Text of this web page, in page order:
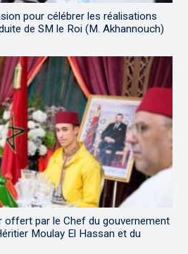
pour célébrer les réalisations
de SM le Roi (M. Akhannouch)
offert par le Chef du gouvernement
Moulay El Hassan et du